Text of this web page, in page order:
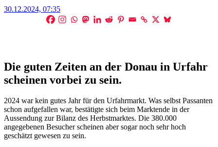
Posted
30.12.2024, 07:35
Die guten Zeiten an der Donau in Urfahr
scheinen vorbei zu sein.
2024 war kein gutes Jahr für den Urfahrmarkt. Was selbst Passanten
schon aufgefallen war, bestätigte sich beim Marktende in der
Aussendung zur Bilanz des Herbstmarktes. Die 380.000
angegebenen Besucher scheinen aber sogar noch sehr hoch
geschätzt gewesen zu sein.